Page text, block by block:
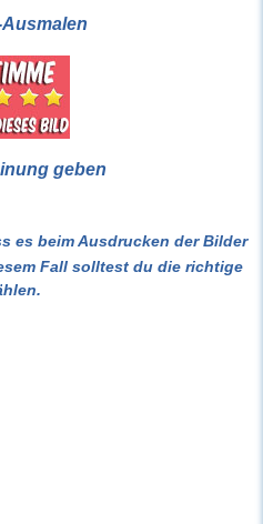
geben
es beim Ausdrucken der Bilder
Fall solltest du die richtige